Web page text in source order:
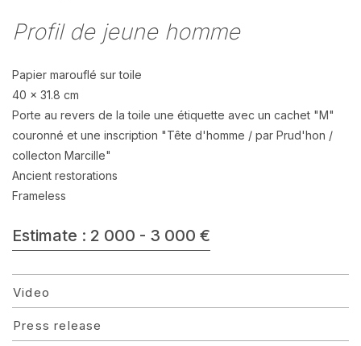
Profil de jeune homme
Papier marouflé sur toile
40 x 31.8 cm
Porte au revers de la toile une étiquette avec un cachet "M"
couronné et une inscription "Tête d'homme / par Prud'hon /
collecton Marcille"
Ancient restorations
Frameless
Estimate : 2 000 - 3 000 €
Video
Press release